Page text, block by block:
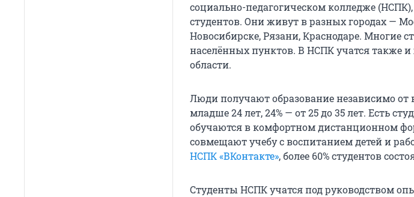
социально-педагогическом колледже
студентов. Они живут в разных городах —
Новосибирске, Рязани, Краснодаре. Многие
населённых пунктов. В НСПК учатся также
области.
Люди получают образование независимо от
младше 24 лет, 24% — от 25 до 35 лет. Есть
обучаются в комфортном дистанционном
совмещают учебу с воспитанием детей и
НСПК «ВКонтакте», более 60% студентов
Студенты НСПК учатся под руководством